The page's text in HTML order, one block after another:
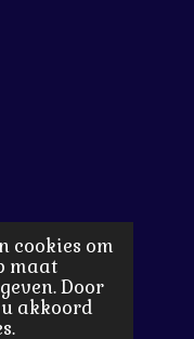
cookies om
maat
Door
u akkoord